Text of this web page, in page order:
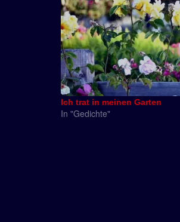
Ich trat in meinen Garten
In "Gedichte"